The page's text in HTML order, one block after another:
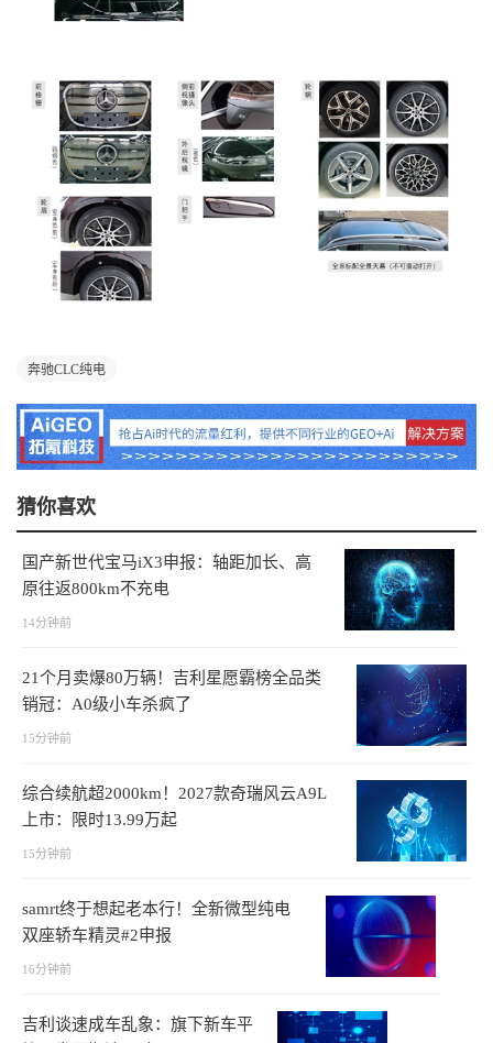
奔驰CLC纯电
猜你喜欢
国产新世代宝马iX3申报：轴距加长、高
原往返800km不充电
14分钟前
21个月卖爆80万辆！吉利星愿霸榜全品类
销冠：A0级小车杀疯了
15分钟前
综合续航超2000km！2027款奇瑞风云A9L
上市：限时13.99万起
15分钟前
samrt终于想起老本行！全新微型纯电
双座轿车精灵#2申报
16分钟前
吉利谈速成车乱象：旗下新车平